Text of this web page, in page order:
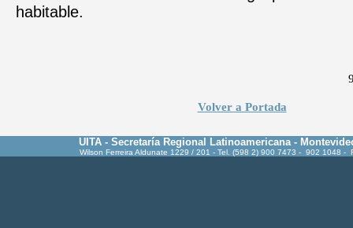
habitable.
Volver a Portada
UITA - Secretaría Regional Latinoamericana -
Wilson Ferreira Aldunate 1229 / 201 - Tel. (598 2) 900 7473 - 902 1048 -